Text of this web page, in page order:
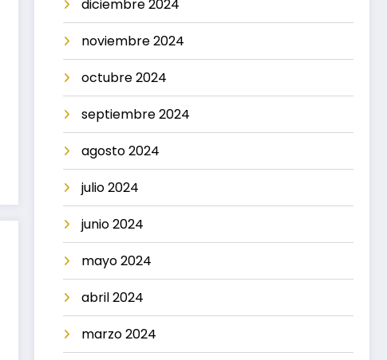
diciembre 2024
noviembre 2024
octubre 2024
septiembre 2024
agosto 2024
julio 2024
junio 2024
mayo 2024
abril 2024
marzo 2024